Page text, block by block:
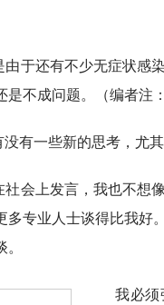
于还有不少无症状感
不成问题。（编者注
有一些新的思考，尤
会上发言，我也不想
专业人士谈得比我好
我必